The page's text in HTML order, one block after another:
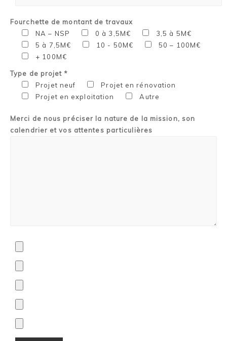
Fourchette de montant de travaux
NA – NSP
0 à 3,5M€
3,5 à 5M€
5 à 7,5M€
10 - 50M€
50 – 100M€
+ 100M€
Type de projet *
Projet neuf
Projet en rénovation
Projet en exploitation
Autre
Merci de nous préciser la nature de la mission, son
calendrier et vos attentes particulières